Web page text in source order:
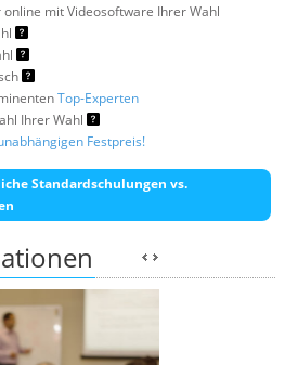
mit Videosoftware Ihrer Wahl
Top-Experten
Ihrer Wahl
Festpreis!
Standardschulungen vs.